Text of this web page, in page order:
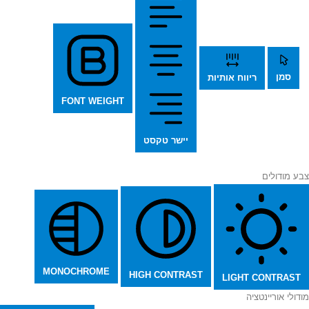
סמן ריווח אותיות
יישר טקסט
FONT WEIGHT
צבע מודולים
LIGHT CONTRAST
HIGH CONTRAST
MONOCHROME
מודולי אוריינטציה